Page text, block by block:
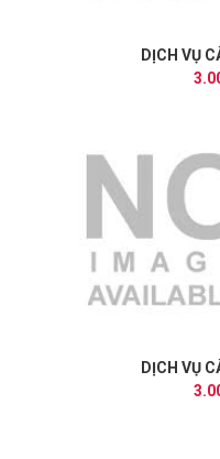
DỊCH VỤ
DỊCH VỤ